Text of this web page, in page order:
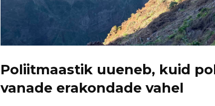
Poliitmaastik uueneb, kuid
vanade erakondade vahel